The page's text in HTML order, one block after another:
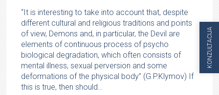
“It is interesting to take into account that, despite
different cultural and religious traditions and points
of view, Demons and, in particular, the Devil are
elements of continuous process of psycho
biological degradation, which often consists of
mental illness, sexual perversion and some
deformations of the physical body” (G.P.Klymov) If
this is true, then should…
KONZULTACIJA